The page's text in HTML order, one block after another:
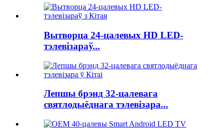
Вытворца 24-цалевых HD LED-
тэлевізараў...
Лепшы брэнд 32-цалевага
святлодыёднага тэлевізара...